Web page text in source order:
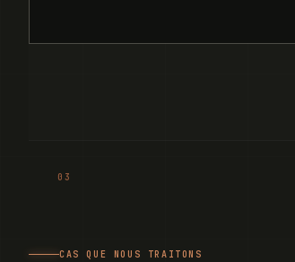
CAS QUE NOUS TRAITONS